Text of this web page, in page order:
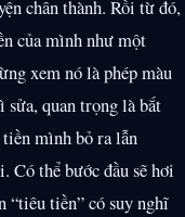
chân thành. Rồi từ đó,
của mình như một
xem nó là phép màu
quan trọng là bắt
mình bỏ ra lẫn
Có thể bước đầu sẽ hơi
“tiêu tiền” có suy nghĩ